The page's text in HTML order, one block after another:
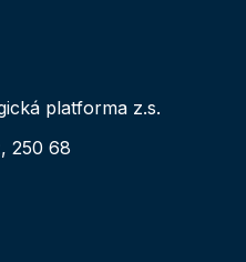
platforma z.s.
250 68